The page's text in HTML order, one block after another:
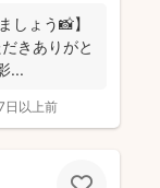
しょう📸】
きありがと
...
日以上前